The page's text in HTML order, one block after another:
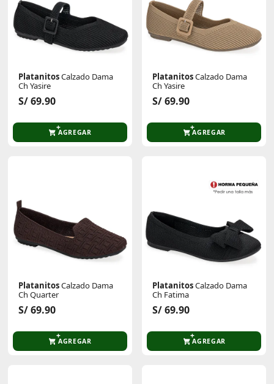
PlatanitosCalzado Dama
Ch Yasire
S/ 69.90
AGREGAR
PlatanitosCalzado Dama
Ch Yasire
S/ 69.90
AGREGAR
PlatanitosCalzado Dama
Ch Quarter
S/ 69.90
AGREGAR
PlatanitosCalzado Dama
Ch Fatima
S/ 69.90
AGREGAR